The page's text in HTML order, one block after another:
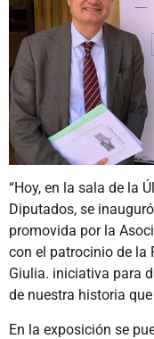
“Hoy, en la sala de la
Diputados, se
promovida por la
con el patrocinio de la
Giulia. iniciativa para
de nuestra historia
En la exposición se